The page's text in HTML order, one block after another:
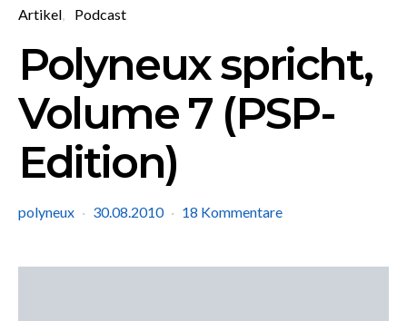
Artikel Podcast
Polyneux spricht,
Volume 7 (PSP-
Edition)
polyneux 30.08.2010 18 Kommentare